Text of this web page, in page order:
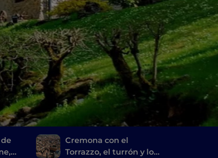
Cremona con el
Torrazzo, el turrón y los